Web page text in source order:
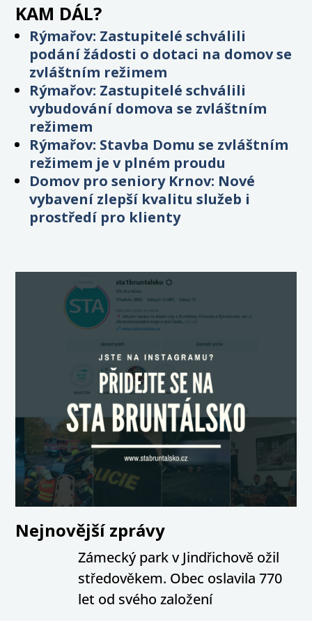
KAM DÁL?
Rýmařov: Zastupitelé schválili
podání žádosti o dotaci na domov se
zvláštním režimem
Rýmařov: Zastupitelé schválili
vybudování domova se zvláštním
režimem
Rýmařov: Stavba Domu se zvláštním
režimem je v plném proudu
Domov pro seniory Krnov: Nové
vybavení zlepší kvalitu služeb i
prostředí pro klienty
Nejnovější zprávy
Zámecký park v Jindřichově ožil
středověkem. Obec oslavila 770
let od svého založení